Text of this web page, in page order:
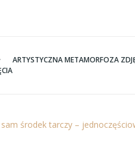
ARTYSTYCZNA METAMORFOZA
środek tarczy –